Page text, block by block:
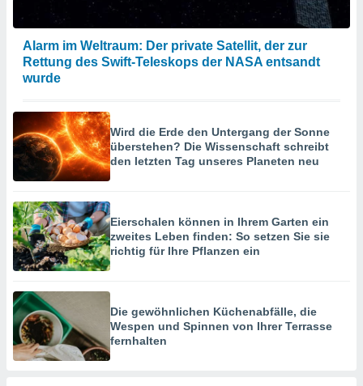
Alarm im Weltraum: Der private Satellit, der zur
Rettung des Swift-Teleskops der NASA entsandt
wurde
Wird die Erde den Untergang der Sonne
überstehen? Die Wissenschaft schreibt
den letzten Tag unseres Planeten neu
Eierschalen können in Ihrem Garten ein
zweites Leben finden: So setzen Sie sie
richtig für Ihre Pflanzen ein
Die gewöhnlichen Küchenabfälle, die
Wespen und Spinnen von Ihrer Terrasse
fernhalten